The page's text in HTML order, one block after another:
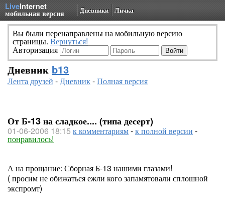
LiveInternet
мобильная версия Дневники Личка
Вы были перенаправлены на мобильную версию
страницы. Вернуться!
Авторизация
Дневник b13
Лента друзей -Дневник-Полная версия
От Б-13 на сладкое.... (типа десерт)
01-06-2006 18:15 к комментариям-к полной версии -
понравилось!
А на прощание: Сборная Б-13 нашими глазами!
( просим не обижаться ежли кого запамятовали сплошной
экспромт)